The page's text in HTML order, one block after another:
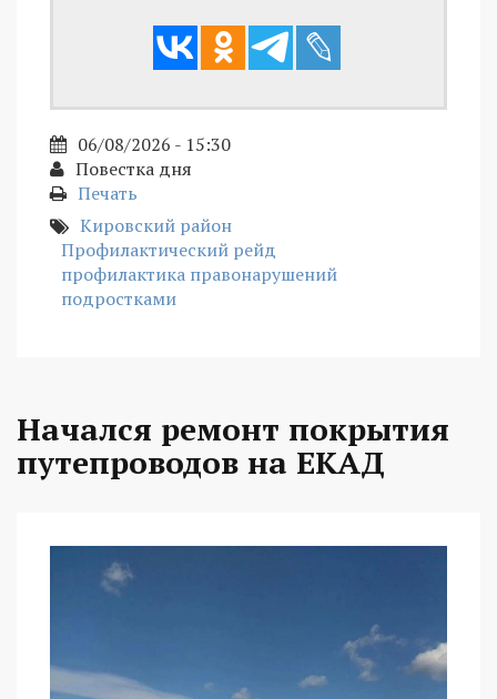
06/08/2026 - 15:30
Повестка дня
Печать
Кировский район
Профилактический рейд
профилактика правонарушений
подростками
Начался ремонт покрытия
путепроводов на ЕКАД